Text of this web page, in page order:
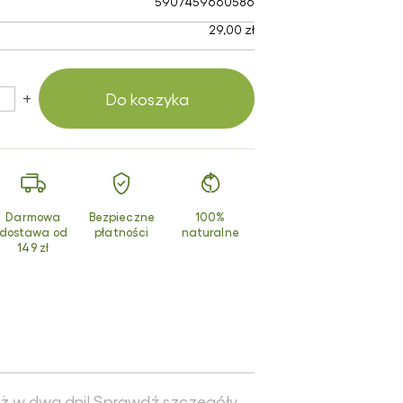
z
29,00 zł
+ Do koszyka
Darmowa
dostawa od
149 zł
Bezpieczne
płatności
100%
naturalne